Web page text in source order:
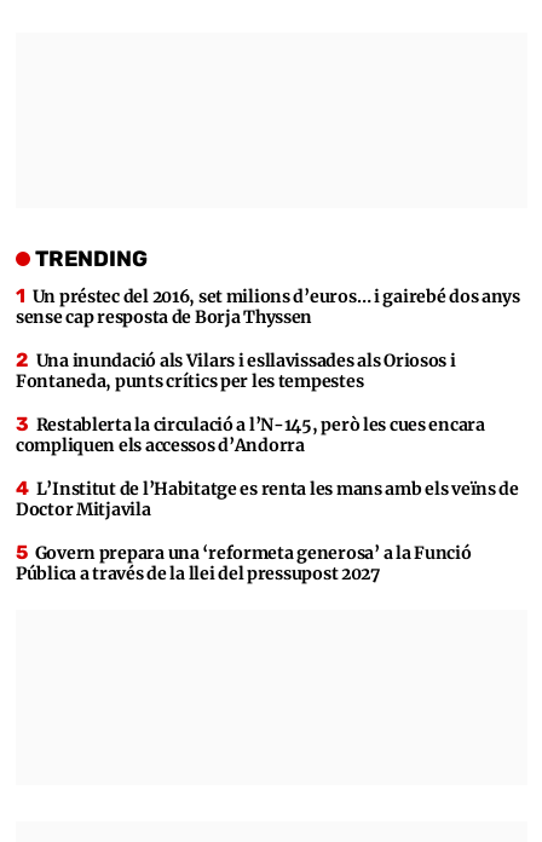
TRENDING
Un préstec del 2016, set milions d’euros… i gairebé dos anys
sense cap resposta de Borja Thyssen
Una inundació als Vilars i esllavissades als Oriosos i
Fontaneda, punts crítics per les tempestes
Restablerta la circulació a l’N-145, però les cues encara
compliquen els accessos d’Andorra
L’Institut de l’Habitatge es renta les mans amb els veïns de
Doctor Mitjavila
Govern prepara una ‘reformeta generosa’ a la Funció
Pública a través de la llei del pressupost 2027